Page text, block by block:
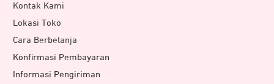
Kontak Kami
Lokasi Toko
Cara Berbelanja
Konfirmasi Pembayaran
Informasi Pengiriman